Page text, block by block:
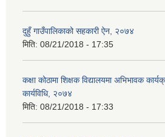
दुहुँ गाउँपालिकाको सहकारी ऐन, २०७४
मिति: 08/21/2018 - 17:35
कक्षा कोठामा शिक्षक विद्यालयमा अभिभावक
कार्यविधि, २०७४
मिति: 08/21/2018 - 17:33